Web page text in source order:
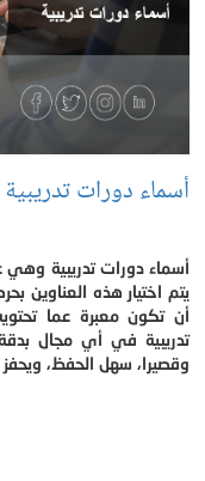
أسماء دورات تدريبية
أسماء دورات تدريبية وهي
يتم اختيار هذه العناوين
أن تكون معبرة عما
تدريبية في أي مجال
وقصيرا، سهل الحفظ، ويحفز